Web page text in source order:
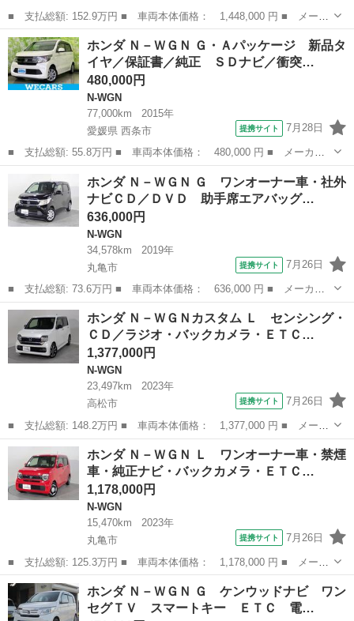
■ 支払総額: 152.9万円 ■ 車両本体価格： 1,448,000 円 ■ メーカ
ー名： ホンダ ■ 車種名： Ｎ－ＷＧＮカスタム ■ グレード
名： Ｌ・ターボ 追従クルコン ターボエンジン 衝突軽減Ｂ 横
滑り防止装置...
香川 東かがわ市 N-WGN
ホンダ Ｎ－ＷＧＮ Ｇ・Ａパッケージ 新品タ
イヤ／保証書／純正 ＳＤナビ／衝突…
480,000円
N-WGN
77,000km
2015年
愛媛県 西条市
提携サイト 7月28日
■ 支払総額: 55.8万円 ■ 車両本体価格： 480,000 円 ■ メーカー
名： ホンダ ■ 車種名： Ｎ－ＷＧＮ ■ グレード名： Ｇ・Ａパ
ッケージ 新品タイヤ／保証書／純正 ＳＤナビ／衝突安全装置／ド
ライブレコー...
N-WGN
ホンダ Ｎ－ＷＧＮ Ｇ ワンオーナー車・社外
ナビＣＤ／ＤＶＤ 助手席エアバッグ…
636,000円
N-WGN
34,578km
2019年
丸亀市
提携サイト 7月26日
■ 支払総額: 73.6万円 ■ 車両本体価格： 636,000 円 ■ メーカー
名： ホンダ ■ 車種名： Ｎ－ＷＧＮ ■ グレード名： Ｇ ワン
オーナー車・社外ナビＣＤ／ＤＶＤ 助手席エアバッグ Ｓキー １
オーナー 横...
香川 丸亀市 N-WGN
ホンダ Ｎ－ＷＧＮカスタム Ｌ センシング・
ＣＤ／ラジオ・バックカメラ・ＥＴＣ…
1,377,000円
N-WGN
23,497km
2023年
高松市
提携サイト 7月26日
■ 支払総額: 148.2万円 ■ 車両本体価格： 1,377,000 円 ■ メーカ
ー名： ホンダ ■ 車種名： Ｎ－ＷＧＮカスタム ■ グレード
名： Ｌ センシング・ＣＤ／ラジオ・バックカメラ・ＥＴＣ・サイ
ドカーテンエ...
香川 高松市 N-WGN
ホンダ Ｎ－ＷＧＮ Ｌ ワンオーナー車・禁煙
車・純正ナビ・バックカメラ・ＥＴＣ…
1,178,000円
N-WGN
15,470km
2023年
丸亀市
提携サイト 7月26日
■ 支払総額: 125.3万円 ■ 車両本体価格： 1,178,000 円 ■ メーカ
ー名： ホンダ ■ 車種名： Ｎ－ＷＧＮ ■ グレード名： Ｌ ワ
ンオーナー車・禁煙車・純正ナビ・バックカメラ・ＥＴＣ・シートヒ
ーター ...
香川 丸亀市 N-WGN
ホンダ Ｎ－ＷＧＮ Ｇ ケンウッドナビ ワン
セグＴＶ スマートキー ＥＴＣ 電…